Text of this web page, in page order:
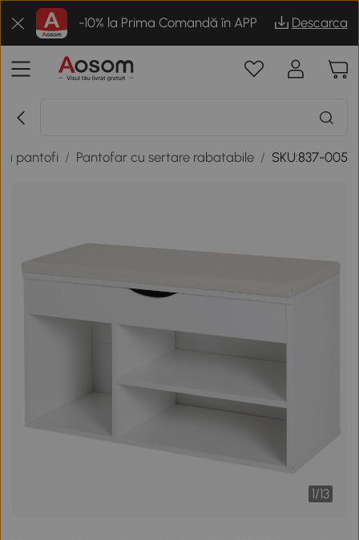
-10% la Prima Comandă în APP Descarca
pantofi / Pantofar cu sertare rabatabile / SKU:837-005
1/13